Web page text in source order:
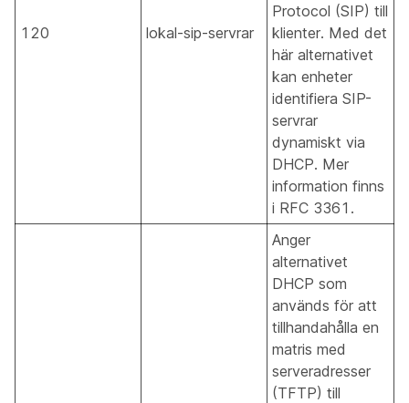
120 lokal-sip-servrar
Protocol (SIP) till
klienter. Med det
här alternativet
kan enheter
identifiera SIP-
servrar
dynamiskt via
DHCP. Mer
information finns
i RFC 3361.
Anger
alternativet
DHCP som
används för att
tillhandahålla en
matris med
serveradresser
(TFTP) till